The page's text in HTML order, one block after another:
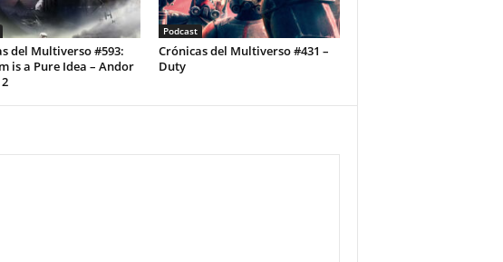
del Multiverso #593:
is a Pure Idea – Andor
Podcast
Crónicas del Multiverso #431 –
Duty